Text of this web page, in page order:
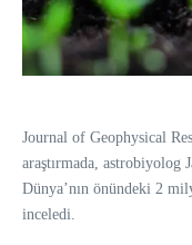
Journal of Geophysical
araştırmada,
Dünya’nın önündeki 2
inceledi.